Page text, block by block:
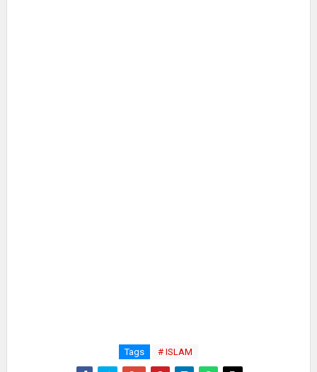
Tags # ISLAM